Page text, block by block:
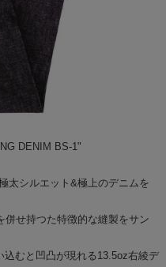
DENIM BS-1"
太シルエット&極上のデニムを
併せ持つた特徴的な縫製をサン
むと凹凸が現れる13.5oz右綾デ